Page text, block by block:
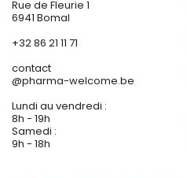
Rue de Fleurie 1
6941 Bomal
+32 86 21 11 71
contact
@pharma-welcome.be
Lundi au vendredi :
8h - 19h
Samedi :
9h - 18h